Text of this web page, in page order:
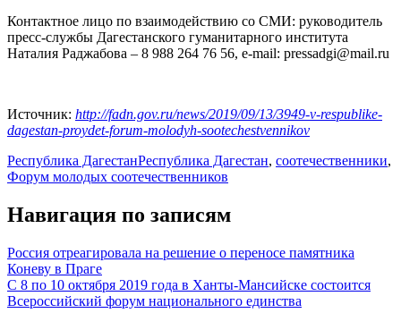
Контактное лицо по взаимодействию со СМИ: руководитель
пресс-службы Дагестанского гуманитарного института
Наталия Раджабова – 8 988 264 76 56, е-mail: pressadgi@mail.ru
Источник: http://fadn.gov.ru/news/2019/09/13/3949-v-respublike-
dagestan-proydet-forum-molodyh-sootechestvennikov
Республика ДагестанРеспублика Дагестан, соотечественники,
Форум молодых соотечественников
Навигация по записям
Россия отреагировала на решение о переносе памятника
Коневу в Праге
С 8 по 10 октября 2019 года в Ханты-Мансийске состоится
Всероссийский форум национального единства